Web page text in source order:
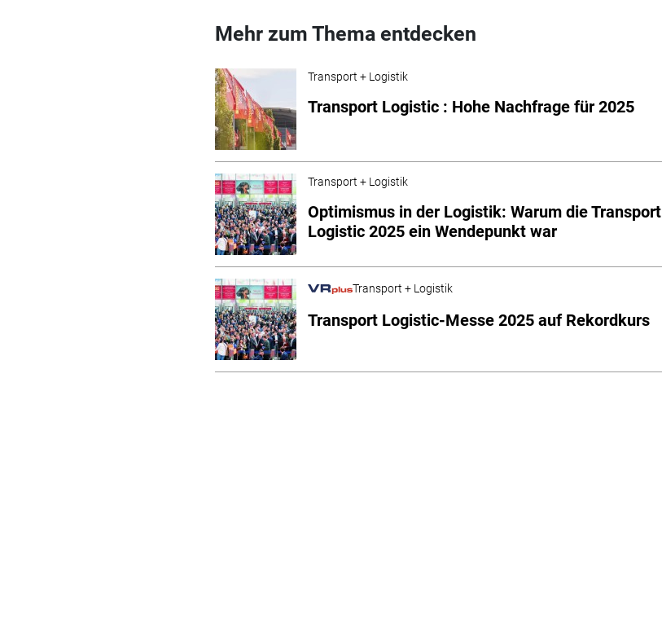
Mehr zum Thema entdecken
Transport + Logistik
Transport Logistic : Hohe Nachfrage für 2025
Transport + Logistik
Optimismus in der Logistik: Warum die Transport
Logistic 2025 ein Wendepunkt war
Transport + Logistik
Transport Logistic-Messe 2025 auf Rekordkurs